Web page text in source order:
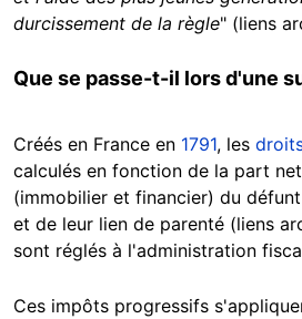
durcissement de la règle" (liens
Que se passe-t-il lors d'une
Créés en France en 1791, les
calculés en fonction de la part
(immobilier et financier) du
et de leur lien de parenté (liens
sont réglés à l'administration
Ces impôts progressifs